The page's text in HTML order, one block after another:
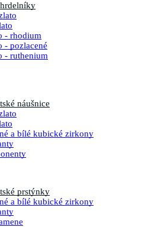
- rhodium
- pozlacené
- ruthenium
náušnice
a bílé kubické zirkony
prstýnky
a bílé kubické zirkony